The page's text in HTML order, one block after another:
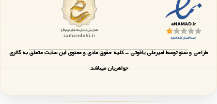
طراحی و سئو توسط امیرعلی یاقوتی - کلیه حقوق مادی و معنوی این سایت متعلق به گالری
جواهریان میباشد.